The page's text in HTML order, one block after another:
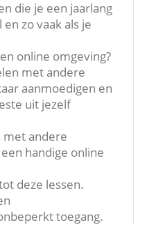
die je een jaarlang
zo vaak als je
online omgeving?
met andere
aanmoedigen en
uit jezelf
met andere
handige online
deze lessen.
toegang.